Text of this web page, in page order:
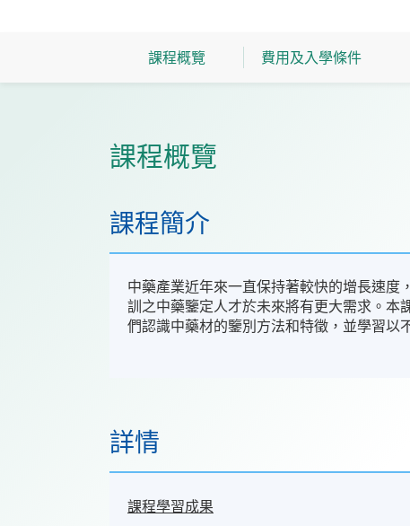
課程概覽 費用及入學條件
課程概覽
課程簡介
中藥產業近年來一直保持著較快的增長速度
訓之中藥鑒定人才於未來將有更大需求。本
們認識中藥材的鑒別方法和特徵，並學習以
詳情
課程學習成果